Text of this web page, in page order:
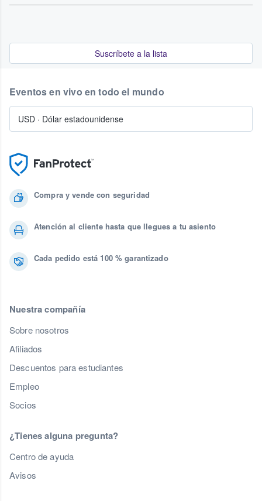
Suscríbete a la lista
Compra y vende con seguridad
Atención al cliente hasta que llegues a tu asiento
Cada pedido está 100 % garantizado
Nuestra compañía
Sobre nosotros
Afiliados
Descuentos para estudiantes
Empleo
Socios
¿Tienes alguna pregunta?
Centro de ayuda
Avisos
Eventos en vivo en todo el mundo
USD · Dólar estadounidense